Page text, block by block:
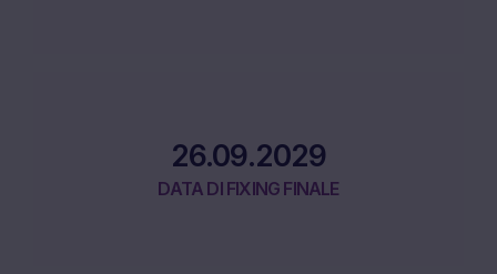
26.09.2029
DATA DI FIXING FINALE